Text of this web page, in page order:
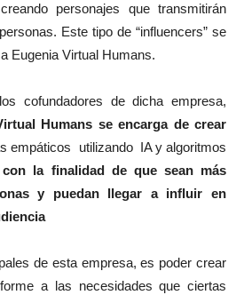
personajes que transmitirán
Este tipo de “influencers” se
Eugenia Virtual Humans.
cofundadores de dicha empresa,
Humans se encarga de crear
empáticos utilizando IA y algoritmos
con la finalidad de que sean más
y puedan llegar a influir en
de esta empresa, es poder crear
a las necesidades que ciertas